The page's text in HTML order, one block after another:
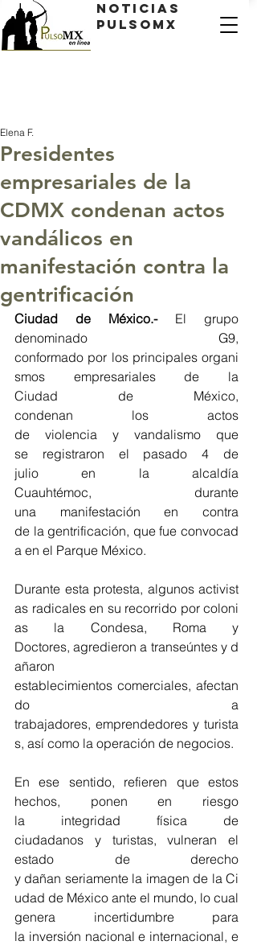
Noticias
PulsoMX
Presidentes
empresariales de la
CDMX condenan actos
vandálicos en
manifestación contra la
gentrificación
Elena F.
Ciudad de México.- El grupo
denominado G9,
conformado por los principales organi
smos empresariales de la
Ciudad de México,
condenan los actos
de violencia y vandalismo que
se registraron el pasado 4 de
julio en la alcaldía
Cuauhtémoc, durante
una manifestación en contra
de la gentrificación, que fue convocad
a en el Parque México.
Durante esta protesta, algunos activist
as radicales en su recorrido por coloni
as la Condesa, Roma y
Doctores, agredieron a transeúntes y d
añaron
establecimientos comerciales, afectan
do a
trabajadores, emprendedores y turista
s, así como la operación de negocios.
En ese sentido, refieren que estos
hechos, ponen en riesgo
la integridad física de
ciudadanos y turistas, vulneran el
estado de derecho
y dañan seriamente la imagen de la Ci
udad de México ante el mundo, lo cual
genera incertidumbre para
la inversión nacional e internacional, e